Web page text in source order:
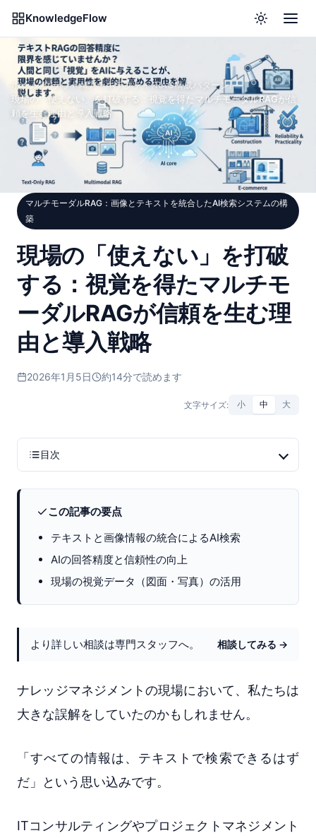
KnowledgeFlow
ホーム/クラウドAIアーキテクチャ/RAG構成パターン/
現場の「使えない」を打破する：視覚を得たマルチモーダルRAGが信
頼を生む理由と導入戦略
マルチモーダルRAG：画像とテキストを統合したAI検索システムの構
築
現場の「使えない」を打破
する：視覚を得たマルチモ
ーダルRAGが信頼を生む理
由と導入戦略
2026年1月5日 約14分で読めます
文字サイズ: 小 中 大
目次
この記事の要点
テキストと画像情報の統合によるAI検索
AIの回答精度と信頼性の向上
現場の視覚データ（図面・写真）の活用
より詳しい相談は専門スタッフへ。 相談してみる →
ナレッジマネジメントの現場において、私たちは
大きな誤解をしていたのかもしれません。
「すべての情報は、テキストで検索できるはず
だ」という思い込みです。
ITコンサルティングやプロジェクトマネジメント